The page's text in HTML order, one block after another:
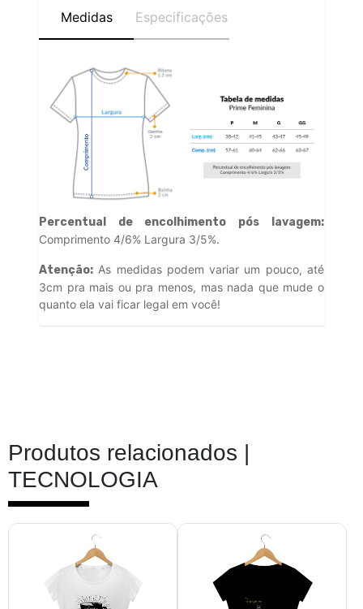
Medidas Especificações
Percentual de encolhimento pós lavagem:
Comprimento 4/6% Largura 3/5%.
Atenção: As medidas podem variar um pouco, até
3cm pra mais ou pra menos, mas nada que mude o
quanto ela vai ficar legal em você!
Produtos relacionados |
TECNOLOGIA